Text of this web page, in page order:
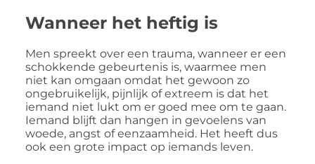
Wanneer het heftig is
Men spreekt over een trauma, wanneer er een
schokkende gebeurtenis is, waarmee men
niet kan omgaan omdat het gewoon zo
ongebruikelijk, pijnlijk of extreem is dat het
iemand niet lukt om er goed mee om te gaan.
Iemand blijft dan hangen in gevoelens van
woede, angst of eenzaamheid. Het heeft dus
ook een grote impact op iemands leven.